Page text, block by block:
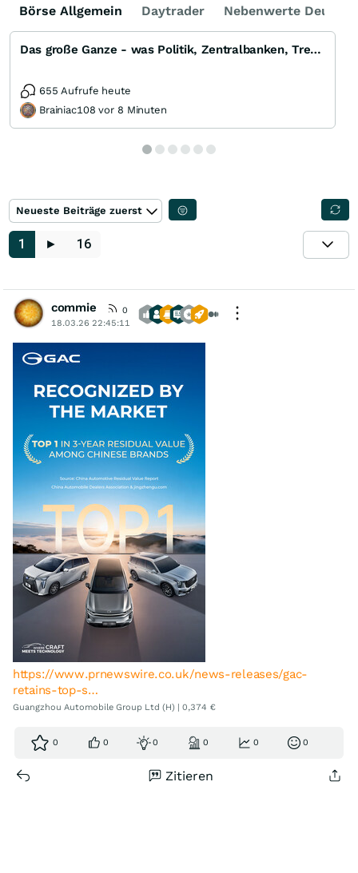
Börse Allgemein Daytrader Nebenwerte
Das große Ganze - was Politik, Zentralbanken, Trends, Medien und Gesellschaft mit Aktien, Rohstoffen
655 Aufrufe heute
Brainiac108 vor 8 Minuten
Neueste Beiträge zuerst
1 ► 16
commie
0
18.03.26 22:45:11
https://www.prnewswire.co.uk/news-releases/gac-
retains-top-s…
Guangzhou Automobile Group Ltd (H) | 0,374 €
0 0 0 0 0 0
Zitieren